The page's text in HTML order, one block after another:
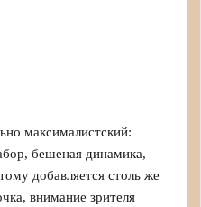
максималистский:
бешеная динамика,
добавляется столь же
внимание зрителя